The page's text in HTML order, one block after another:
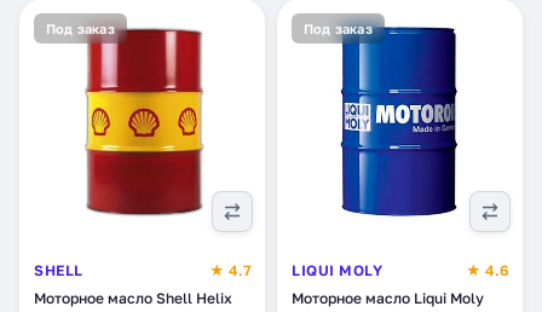
Под заказ
SHELL
★ 4.7
Моторное масло Shell Helix
Под заказ
LIQUI MOLY
★ 4.6
Моторное масло Liqui Moly